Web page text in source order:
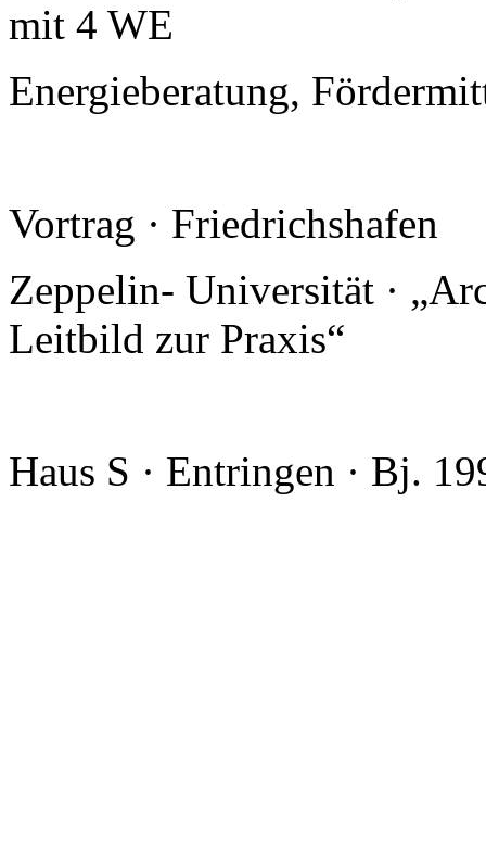
mit 4 WE
Energieberatung,
Vortrag · Friedrichshafen
Zeppelin- Universität ·
Leitbild zur Praxis“
Haus S · Entringen · Bj.